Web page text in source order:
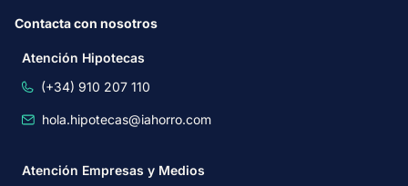
Contacta con nosotros
Atención Hipotecas
(+34) 910 207 110
hola.hipotecas@iahorro.com
Atención Empresas y Medios